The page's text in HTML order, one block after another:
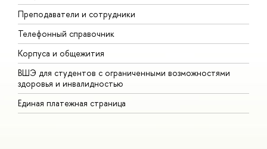
Преподаватели и сотрудники
Телефонный справочник
Корпуса и общежития
ВШЭ для студентов с ограниченными возможностями
здоровья и инвалидностью
Единая платежная страница